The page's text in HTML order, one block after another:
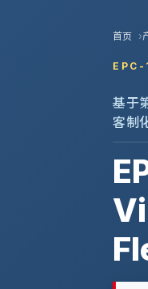
首页
基于
客制